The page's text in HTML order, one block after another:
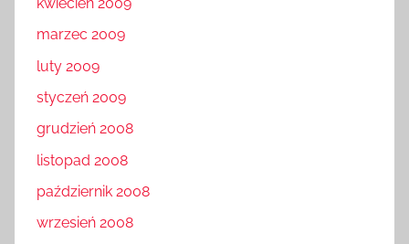
marzec 2009
luty 2009
styczeń 2009
grudzień 2008
listopad 2008
październik 2008
wrzesień 2008